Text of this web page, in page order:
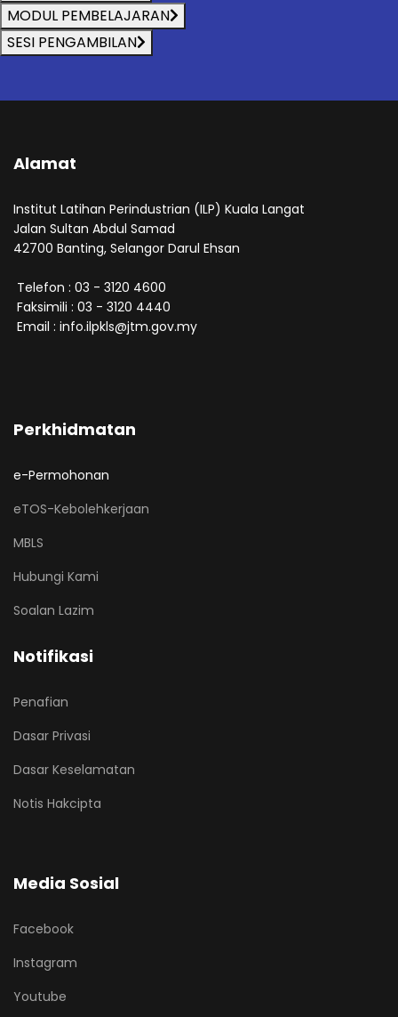
MODUL PEMBELAJARAN
SESI PENGAMBILAN
Alamat
Institut Latihan Perindustrian (ILP) Kuala Langat
Jalan Sultan Abdul Samad
42700 Banting, Selangor Darul Ehsan
Telefon : 03 - 3120 4600
Faksimili : 03 - 3120 4440
Email : info.ilpkls@jtm.gov.my
Perkhidmatan
e-Permohonan
eTOS-Kebolehkerjaan
MBLS
Hubungi Kami
Soalan Lazim
Notifikasi
Penafian
Dasar Privasi
Dasar Keselamatan
Notis Hakcipta
Media Sosial
Facebook
Instagram
Youtube